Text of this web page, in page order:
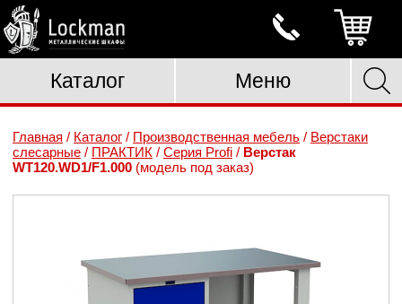
Каталог Меню
Главная / Каталог / Производственная мебель / Верстаки
слесарные / ПРАКТИК / Серия Profi / Верстак
WT120.WD1/F1.000 (модель под заказ)